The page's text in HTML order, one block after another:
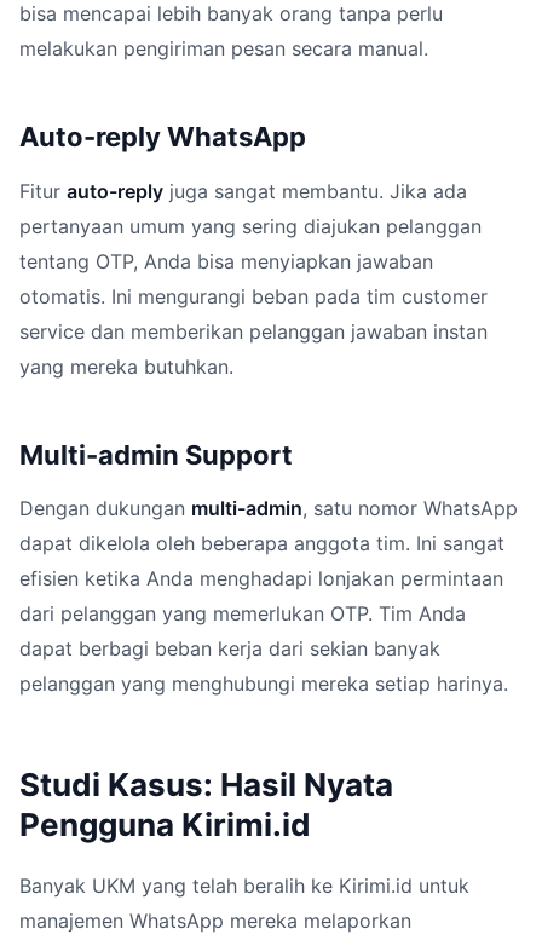
bisa mencapai lebih banyak orang tanpa perlu
melakukan pengiriman pesan secara manual.
Auto-reply WhatsApp
Fitur auto-reply juga sangat membantu. Jika ada
pertanyaan umum yang sering diajukan pelanggan
tentang OTP, Anda bisa menyiapkan jawaban
otomatis. Ini mengurangi beban pada tim customer
service dan memberikan pelanggan jawaban instan
yang mereka butuhkan.
Multi-admin Support
Dengan dukungan multi-admin, satu nomor WhatsApp
dapat dikelola oleh beberapa anggota tim. Ini sangat
efisien ketika Anda menghadapi lonjakan permintaan
dari pelanggan yang memerlukan OTP. Tim Anda
dapat berbagi beban kerja dari sekian banyak
pelanggan yang menghubungi mereka setiap harinya.
Studi Kasus: Hasil Nyata
Pengguna Kirimi.id
Banyak UKM yang telah beralih ke Kirimi.id untuk
manajemen WhatsApp mereka melaporkan